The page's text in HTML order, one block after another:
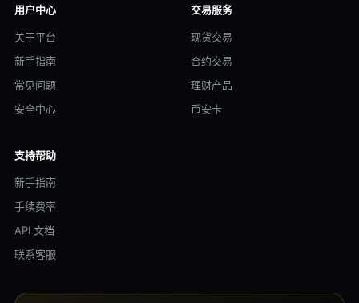
用户中心
关于平台
新手指南
常见问题
安全中心
交易服务
现货交易
合约交易
理财产品
币安卡
支持帮助
新手指南
手续费率
API 文档
联系客服